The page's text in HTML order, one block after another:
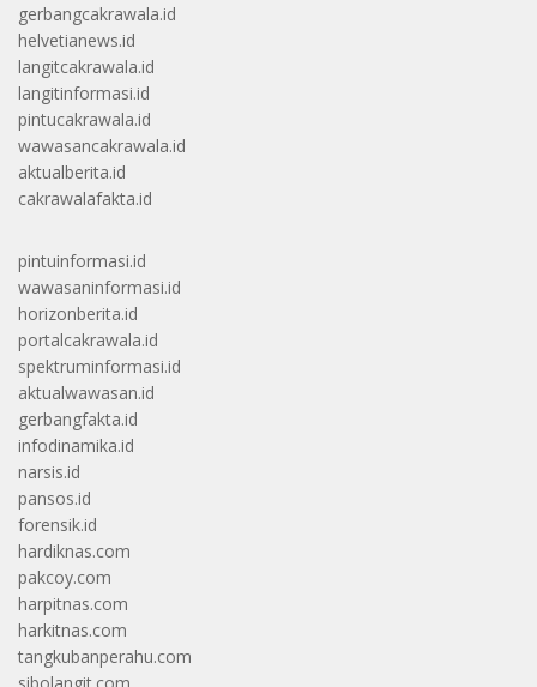
gerbangcakrawala.id
helvetianews.id
langitcakrawala.id
langitinformasi.id
pintucakrawala.id
wawasancakrawala.id
aktualberita.id
cakrawalafakta.id
pintuinformasi.id
wawasaninformasi.id
horizonberita.id
portalcakrawala.id
spektruminformasi.id
aktualwawasan.id
gerbangfakta.id
infodinamika.id
narsis.id
pansos.id
forensik.id
hardiknas.com
pakcoy.com
harpitnas.com
harkitnas.com
tangkubanperahu.com